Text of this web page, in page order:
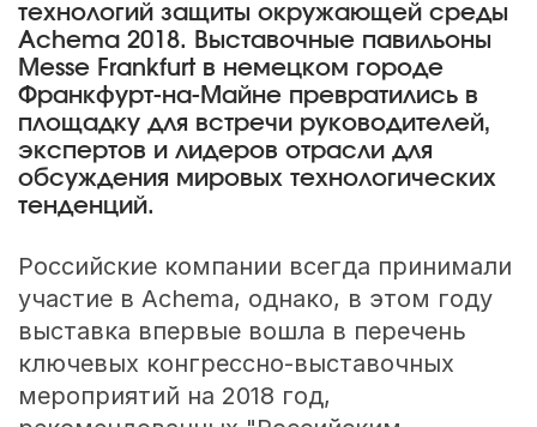
технологий защиты окружающей среды
Achema 2018. Выставочные павильоны
Messe Frankfurt в немецком городе
Франкфурт-на-Майне превратились в
площадку для встречи руководителей,
экспертов и лидеров отрасли для
обсуждения мировых технологических
тенденций.
Российские компании всегда принимали
участие в Achema, однако, в этом году
выставка впервые вошла в перечень
ключевых конгрессно-выставочных
мероприятий на 2018 год,